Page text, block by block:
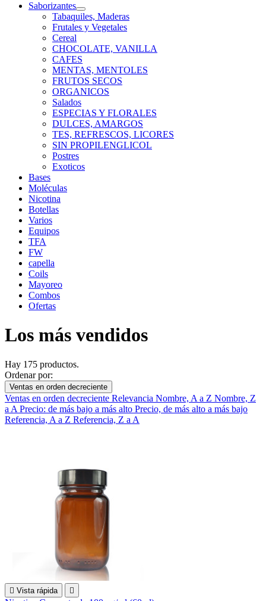
Saborizantes
Tabaquiles, Maderas
Frutales y Vegetales
Cereal
CHOCOLATE, VANILLA
CAFES
MENTAS, MENTOLES
FRUTOS SECOS
ORGANICOS
Salados
ESPECIAS Y FLORALES
DULCES, AMARGOS
TES, REFRESCOS, LICORES
SIN PROPILENGLICOL
Postres
Exoticos
Bases
Moléculas
Nicotina
Botellas
Varios
Equipos
TFA
FW
capella
Coils
Mayoreo
Combos
Ofertas
Los más vendidos
Hay 175 productos.
Ordenar por:
Ventas en orden decreciente
Ventas en orden decreciente Relevancia Nombre, A a Z Nombre, Z
a A Precio: de más bajo a más alto Precio, de más alto a más bajo
Referencia, A a Z Referencia, Z a A
 Vista rápida 